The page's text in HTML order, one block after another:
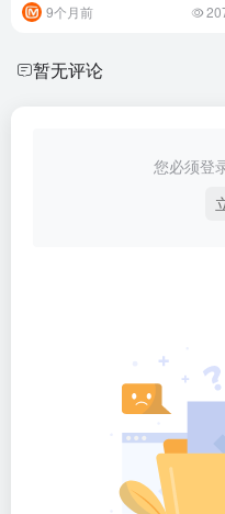
9个月前
暂无评论
您必须登